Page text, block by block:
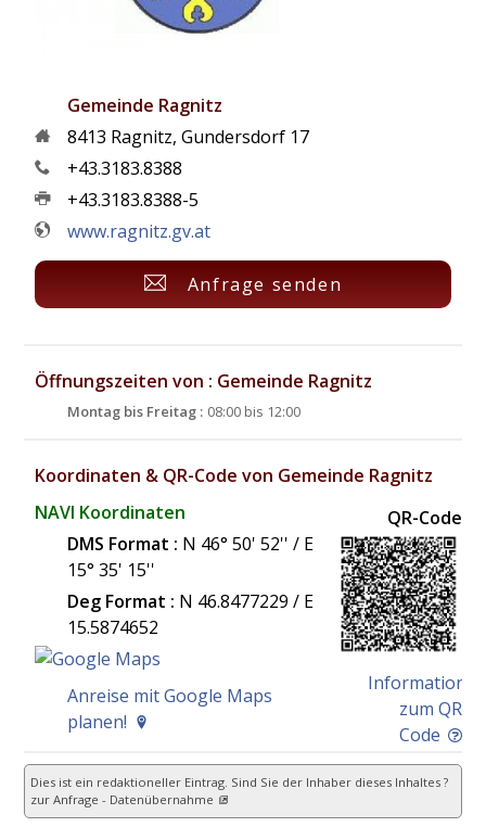
Gemeinde Ragnitz
8413 Ragnitz,Gundersdorf 17
+43.3183.8388
+43.3183.8388-5
www.ragnitz.gv.at
Anfrage senden
Öffnungszeiten von : Gemeinde Ragnitz
Montag bis Freitag : 08:00 bis 12:00
Koordinaten & QR-Code von Gemeinde Ragnitz
NAVI Koordinaten
DMS Format : N 46° 50' 52'' / E
15° 35' 15''
Deg Format : N 46.8477229 / E
15.5874652
Anreise mit Google Maps
planen!
QR-Code
Information
zum QR
Code
Dies ist ein redaktioneller Eintrag. Sind Sie der Inhaber dieses Inhaltes ?
zur Anfrage - Datenübernahme